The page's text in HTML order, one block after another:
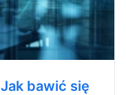
Jak bawić się